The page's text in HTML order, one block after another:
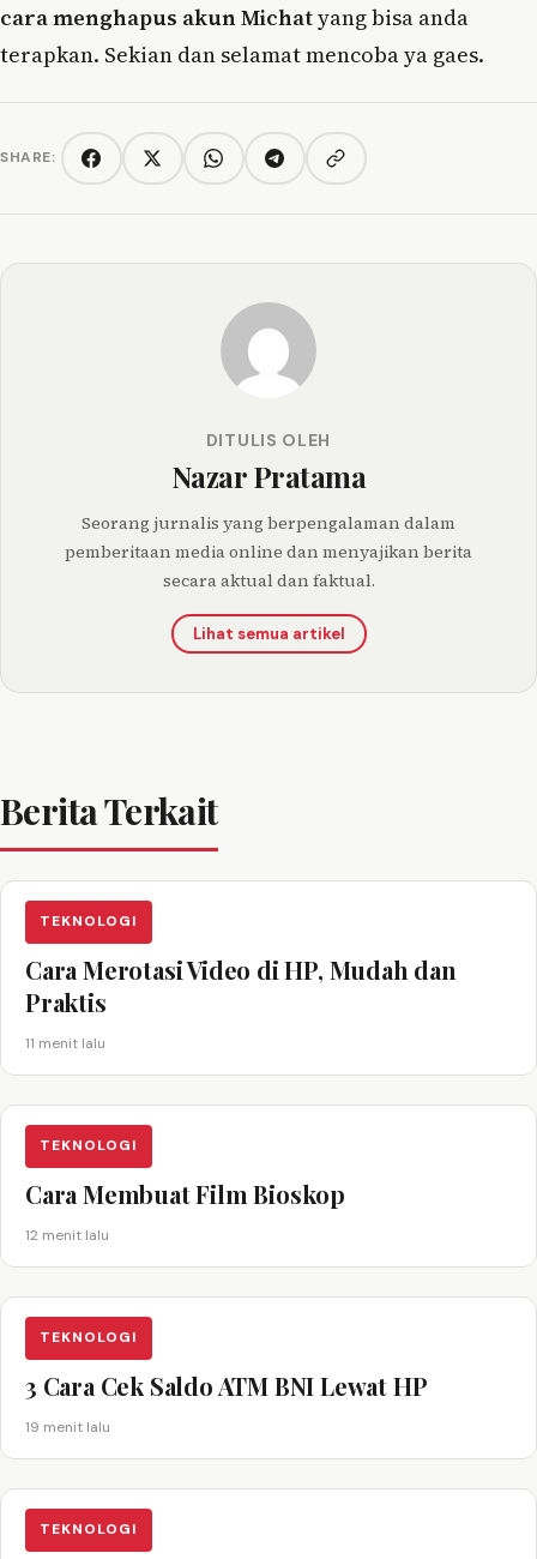
cara menghapus akun Michatyang bisa anda
terapkan. Sekian dan selamat mencoba ya gaes.
SHARE: FacebookTwitter/XWhatsAppTelegramCopy link
DITULIS OLEH
Nazar Pratama
Seorang jurnalis yang berpengalaman dalam
pemberitaan media online dan menyajikan berita
secara aktual dan faktual.
Lihat semua artikel
Berita Terkait
TEKNOLOGI
Cara Merotasi Video di HP, Mudah dan
Praktis
11 menit lalu
TEKNOLOGI
Cara Membuat Film Bioskop
12 menit lalu
TEKNOLOGI
3 Cara Cek Saldo ATM BNI Lewat HP
19 menit lalu
TEKNOLOGI